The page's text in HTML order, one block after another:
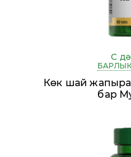
С
Көк шай
бар